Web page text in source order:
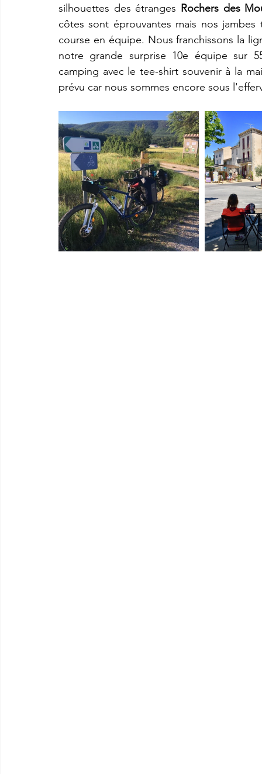
silhouettes des étranges Rochers des
côtes sont éprouvantes mais nos
course en équipe. Nous franchissons la
notre grande surprise 10e équipe sur
camping avec le tee-shirt souvenir à la
prévu car nous sommes encore sous